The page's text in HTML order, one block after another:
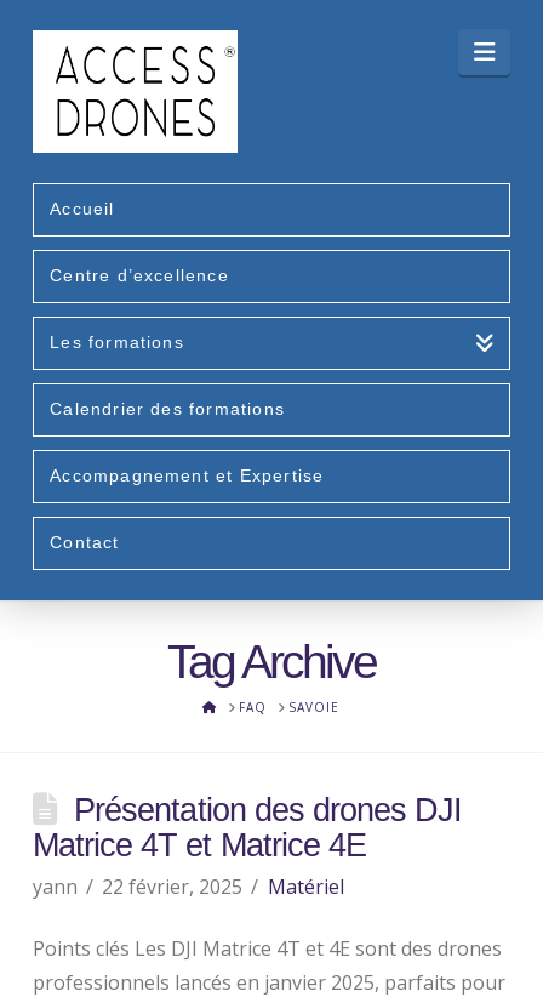
Accueil
Centre d’excellence
Les formations
Calendrier des formations
Accompagnement et Expertise
Contact
Tag Archive
HOME
FAQ SAVOIE
Présentation des drones DJI
Matrice 4T et Matrice 4E
yann 22 février, 2025 Matériel
Points clés Les DJI Matrice 4T et 4E sont des drones
professionnels lancés en janvier 2025, parfaits pour